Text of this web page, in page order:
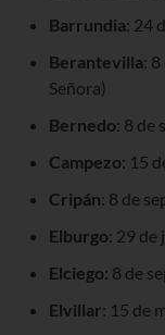
Barrundia: 24
Berantevilla:
Señora)
Bernedo: 8 de
Campezo: 15
Cripán: 8 de
Elburgo: 29 de
Elciego: 8 de
Elvillar: 15 de